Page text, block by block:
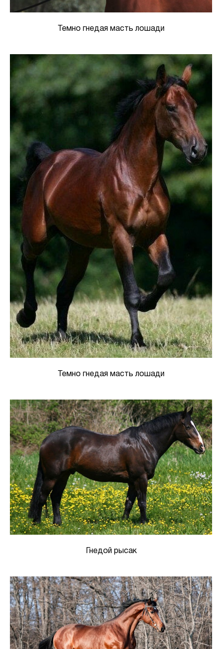
Темно гнедая масть лошади
Темно гнедая масть лошади
Гнедой рысак